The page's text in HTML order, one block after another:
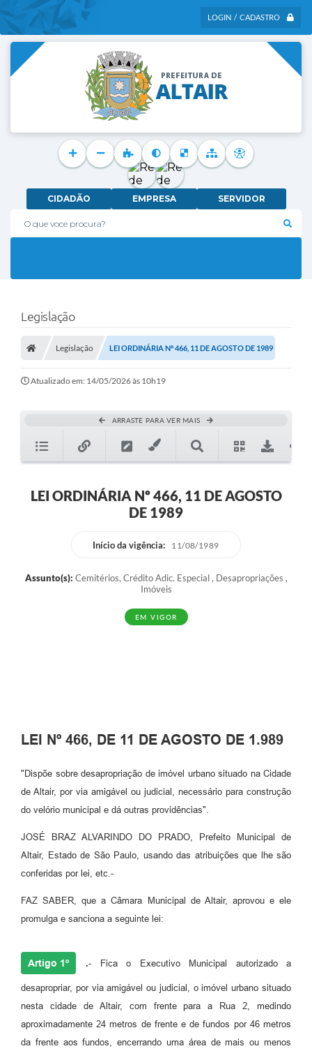
LOGIN / CADASTRO
O que voce procura?
CIDADÃO EMPRESA SERVIDOR
Legislação
Legislação LEI ORDINÁRIA Nº 466, 11 DE AGOSTO DE 1989
Atualizado em: 14/05/2026 às 10h19
ARRASTE PARA VER MAIS
LEI ORDINÁRIA Nº 466, 11 DE AGOSTO
DE 1989
Início da vigência: 11/08/1989
Assunto(s): Cemitérios, Crédito Adic. Especial , Desapropriações ,
Imóveis
EM VIGOR
LEI Nº 466, DE 11 DE AGOSTO DE 1.989
"Dispõe sobre desapropriação de imóvel urbano situado na Cidade
de Altair, por via amigável ou judicial, necessário para construção
do velório municipal e dá outras providências".
JOSÉ BRAZ ALVARINDO DO PRADO, Prefeito Municipal de
Altair, Estado de São Paulo, usando das atribuições que lhe são
conferidas por lei, etc.-
FAZ SABER, que a Câmara Municipal de Altair, aprovou e ele
promulga e sanciona a seguinte lei:
Artigo 1º .- Fica o Executivo Municipal autorizado a
desapropriar, por via amigável ou judicial, o imóvel urbano situado
nesta cidade de Altair, com frente para a Rua 2, medindo
aproximadamente 24 metros de frente e de fundos por 46 metros
da frente aos fundos, encerrando uma área de mais ou menos